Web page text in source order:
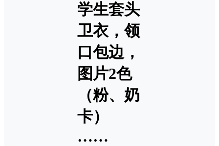
学生套头
卫衣，领
口包边，
图片2色
（粉、奶
卡）
……